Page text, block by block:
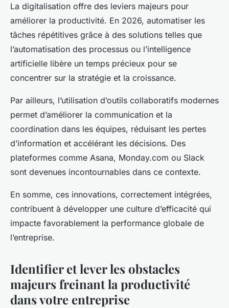
La digitalisation offre des leviers majeurs pour
améliorer la productivité. En 2026, automatiser les
tâches répétitives grâce à des solutions telles que
l’automatisation des processus ou l’intelligence
artificielle libère un temps précieux pour se
concentrer sur la stratégie et la croissance.
Par ailleurs, l’utilisation d’outils collaboratifs modernes
permet d’améliorer la communication et la
coordination dans les équipes, réduisant les pertes
d’information et accélérant les décisions. Des
plateformes comme Asana, Monday.com ou Slack
sont devenues incontournables dans ce contexte.
En somme, ces innovations, correctement intégrées,
contribuent à développer une culture d’efficacité qui
impacte favorablement la performance globale de
l’entreprise.
Identifier et lever les obstacles
majeurs freinant la productivité
dans votre entreprise